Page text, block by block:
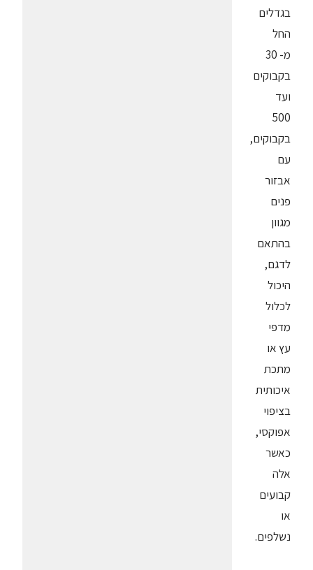
בגדלים
החל
מ- 30
בקבוקים
ועד
500
בקבוקים,
עם
אבזור
פנים
מגוון
בהתאם
לדגם,
היכול
לכלול
מדפי
עץ או
מתכת
איכותית
בציפוי
אפוקסי,
כאשר
אלה
קבועים
או
נשלפים.